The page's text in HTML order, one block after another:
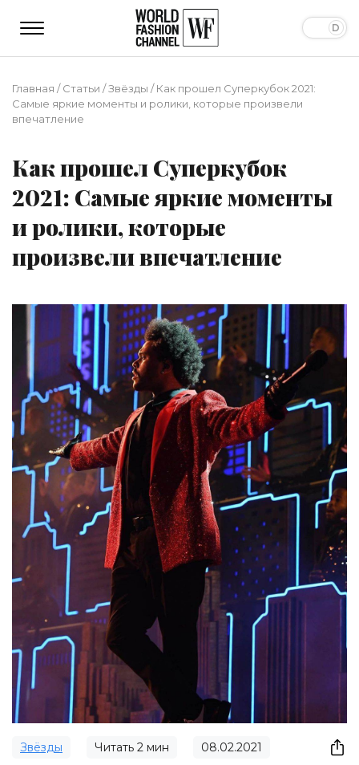
Главная /Статьи /Звёзды /Как прошел Суперкубок 2021:
Самые яркие моменты и ролики, которые произвели
впечатление
Как прошел Суперкубок
2021: Самые яркие моменты
и ролики, которые
произвели впечатление
Звёзды Читать 2 мин 08.02.2021